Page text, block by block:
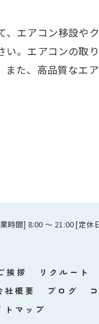
、エアコン移設や
い。エアコンの取
た、高品質なエ
時間] 8:00 ～ 21:00 [定休
挨拶 リクルート
社概要 ブログ
トマップ